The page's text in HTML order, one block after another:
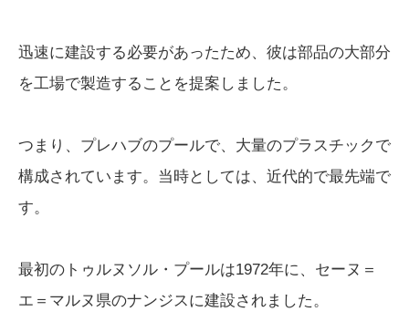
迅速に建設する必要があったため、彼は部品の大部分
を工場で製造することを提案しました。
つまり、プレハブのプールで、大量のプラスチックで
構成されています。当時としては、近代的で最先端で
す。
最初のトゥルヌソル・プールは1972年に、セーヌ＝
エ＝マルヌ県のナンジスに建設されました。